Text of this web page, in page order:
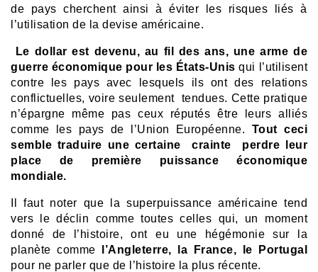
de pays cherchent ainsi à éviter les risques liés à
l’utilisation de la devise américaine.
Le dollar est devenu, au fil des ans, une arme de
guerre économique pour les États-Unis qui l’utilisent
contre les pays avec lesquels ils ont des relations
conflictuelles, voire seulement tendues. Cette pratique
n’épargne même pas ceux réputés être leurs alliés
comme les pays de l’Union Européenne. Tout ceci
semble traduire une certaine crainte perdre leur
place de première puissance économique
mondiale.
Il faut noter que la superpuissance américaine tend
vers le déclin comme toutes celles qui, un moment
donné de l’histoire, ont eu une hégémonie sur la
planète comme
l’Angleterre, la France, le Portugal
pour ne parler que de l’histoire la plus récente.